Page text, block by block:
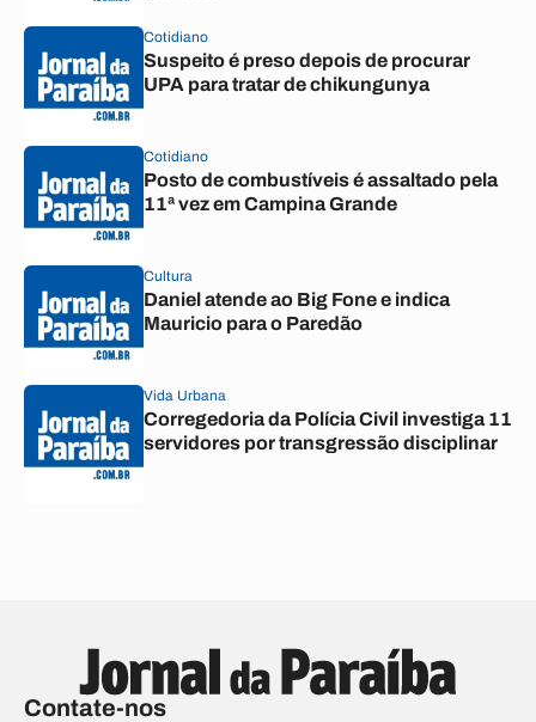
Cotidiano
Suspeito é preso depois de procurar
UPA para tratar de chikungunya
Cotidiano
Posto de combustíveis é assaltado pela
11ª vez em Campina Grande
Cultura
Daniel atende ao Big Fone e indica
Mauricio para o Paredão
Vida Urbana
Corregedoria da Polícia Civil investiga 11
servidores por transgressão disciplinar
Contate-nos